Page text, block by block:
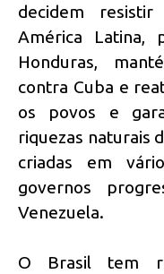
decidem
América Latina,
Honduras,
contra Cuba e
os povos e
riquezas naturais
criadas em
governos
Venezuela.
O Brasil tem